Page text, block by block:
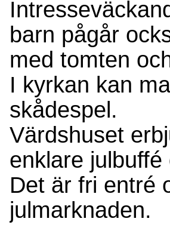
barn pågår
med tomten
I kyrkan kan
skådespel.
Värdshuset
enklare
Det är fri entré
julmarknaden.